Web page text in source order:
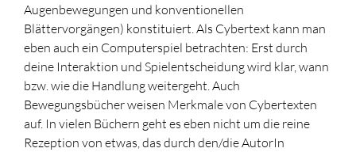
Augenbewegungen und konventionellen
Blättervorgängen) konstituiert. Als Cybertext kann man
eben auch ein Computerspiel betrachten: Erst durch
deine Interaktion und Spielentscheidung wird klar, wann
bzw. wie die Handlung weitergeht. Auch
Bewegungsbücher weisen Merkmale von Cybertexten
auf. In vielen Büchern geht es eben nicht um die reine
Rezeption von etwas, das durch den/die AutorIn